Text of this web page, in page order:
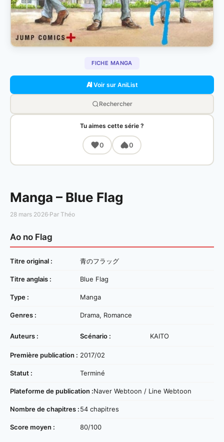
FICHE MANGA
Voir sur AniList
Rechercher
Tu aimes cette série ?
0 0
Manga – Blue Flag
28 mars 2026·Par Théo
Ao no Flag
Titre original : 青のフラッグ
Titre anglais : Blue Flag
Type : Manga
Genres : Drama, Romance
Auteurs : Scénario : KAITO
Première publication : 2017/02
Statut : Terminé
Plateforme de publication :Naver Webtoon / Line Webtoon
Nombre de chapitres :54 chapitres
Score moyen : 80/100